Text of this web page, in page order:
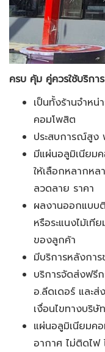
ครบ คุ้ม คู่ควรใช้บริการ
เป็นทั้งร้านจำห
คอมโพสิต
ประสบการณ์สูง
มีแผ่นอลูมิเนียมค
ให้เลือกหลากห
ลวดลาย ราคา
ผลงานออกแบบ
หรือระแนงไม้เ
ของลูกค้า
มีบริการหลังการ
บริการจัดส่งฟรี
อ.ลีดเดอร์ และ
เงื่อนไขทางบริษั
แผ่นอลูมิเนียม
อากาศ ไม่ติดไฟ